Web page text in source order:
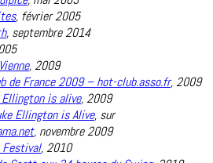
, février 2005
, septembre 2014
,2009
de France 2009 – hot-club.asso.fr, 2009
is alive,2009
Ellington is Alive, sur
, novembre 2009
Festival,2010